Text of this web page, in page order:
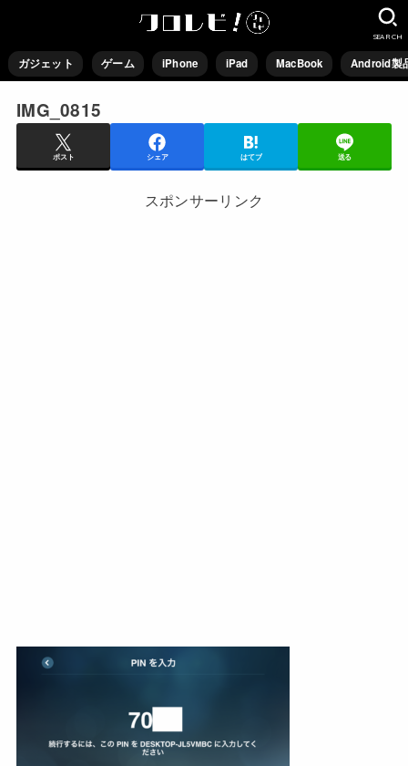
ガジェット ゲーム iPhone iPad MacBook Android製
SEARCH
IMG_0815
ポスト シェア はてブ 送る
スポンサーリンク